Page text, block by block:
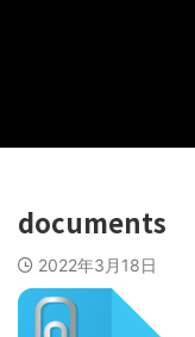
documents
2022年3月18日